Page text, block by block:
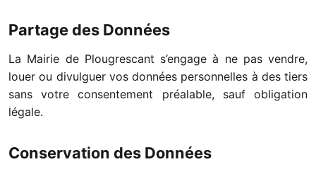
Partage des Données
La Mairie de Plougrescant s’engage à ne pas vendre,
louer ou divulguer vos données personnelles à des tiers
sans votre consentement préalable, sauf obligation
légale.
Conservation des Données